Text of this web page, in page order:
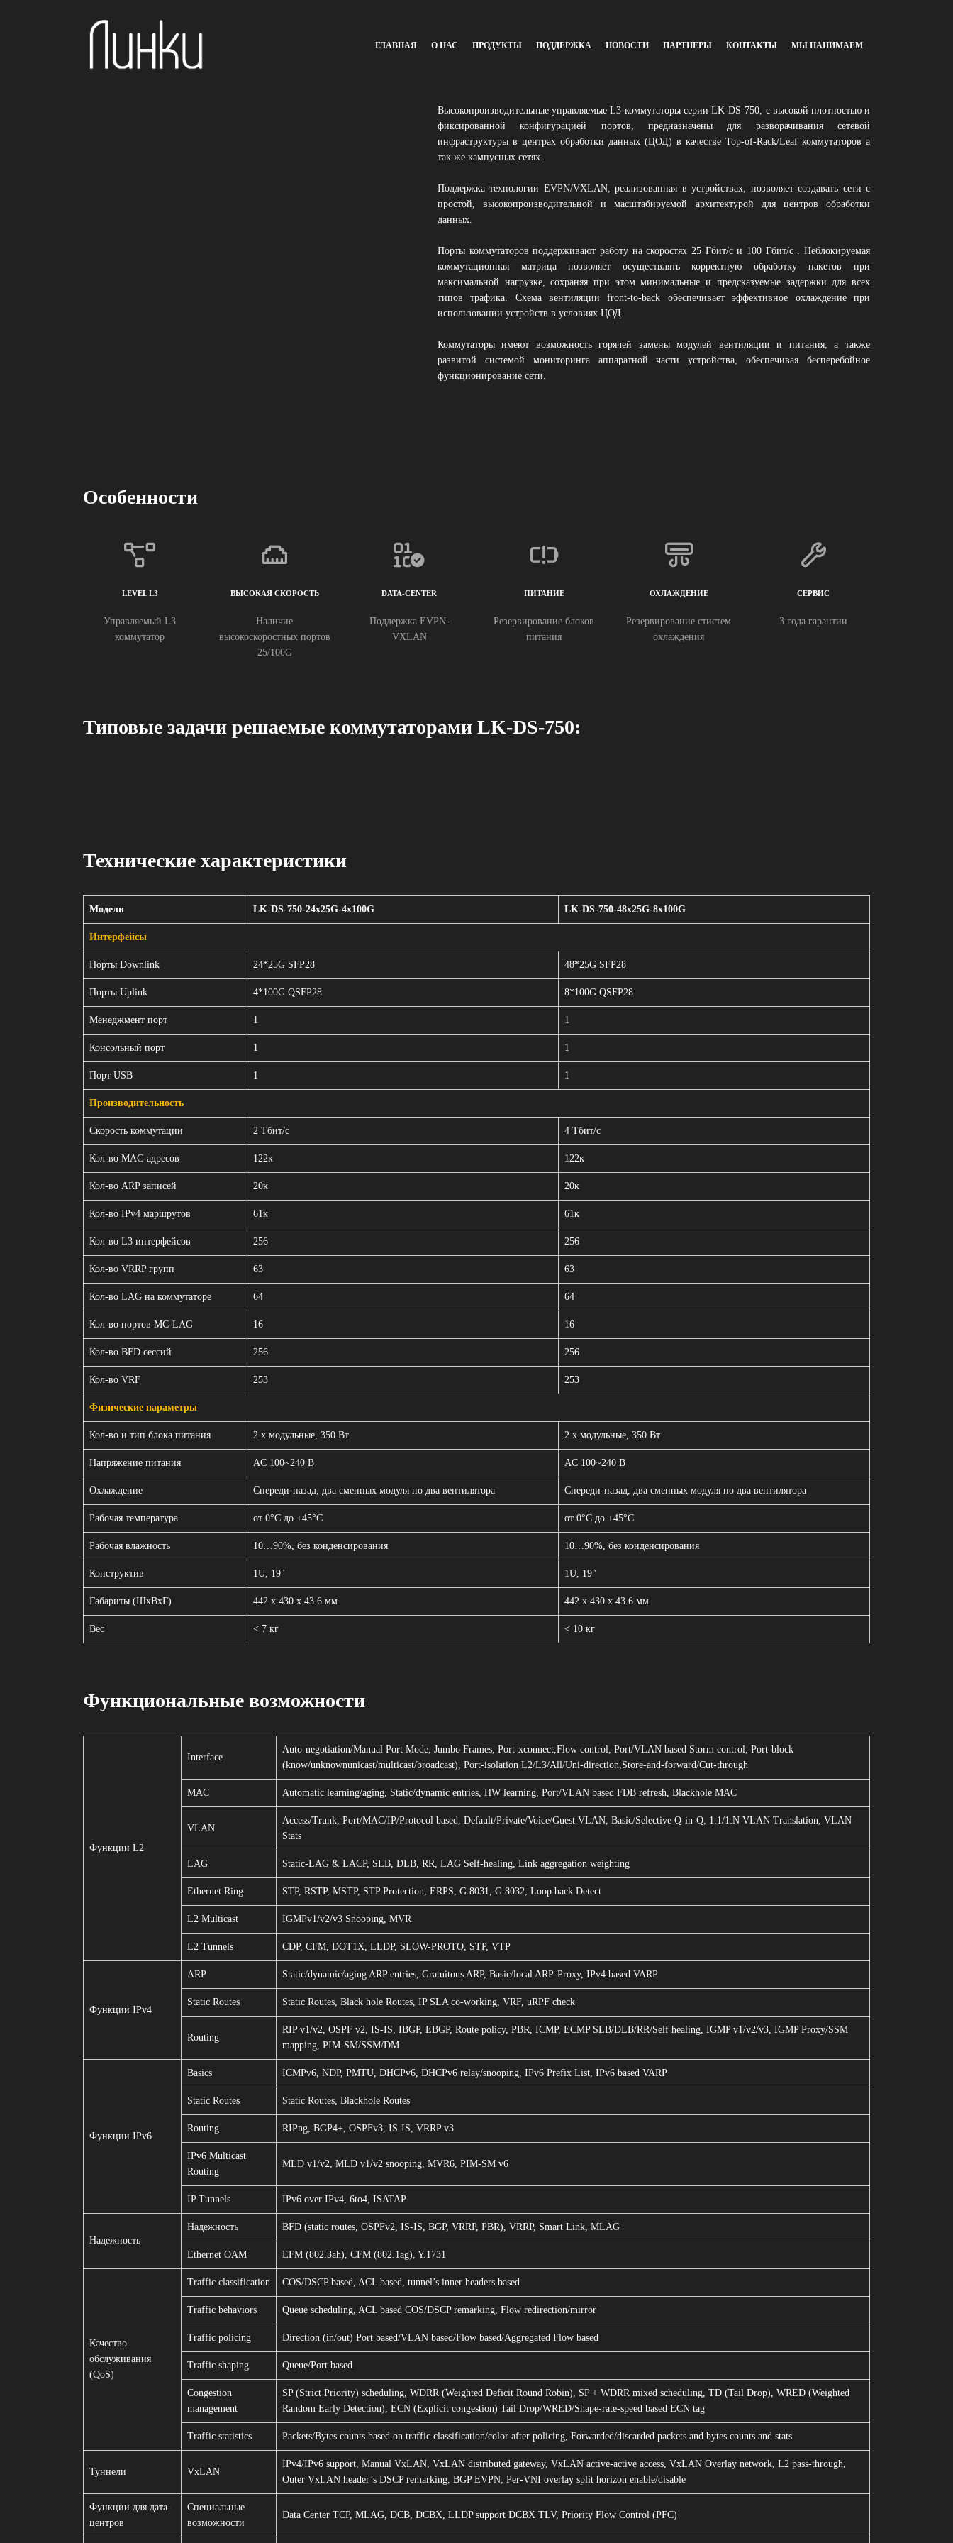
ГЛАВНАЯ О НАС ПРОДУКТЫ ПОДДЕРЖКА НОВОСТИ ПАРТНЕРЫ КОНТАКТЫ МЫ НАНИМАЕМ
Высокопроизводительные управляемые L3-коммутаторы серии LK-DS-750, с высокой плотностью и
фиксированной конфигурацией портов, предназначены для разворачивания сетевой
инфраструктуры в центрах обработки данных (ЦОД) в качестве Top-of-Rack/Leaf коммутаторов а
так же кампусных сетях.
Поддержка технологии EVPN/VXLAN, реализованная в устройствах, позволяет создавать сети с
простой, высокопроизводительной и масштабируемой архитектурой для центров обработки
данных.
Порты коммутаторов поддерживают работу на скоростях 25 Гбит/с и 100 Гбит/с . Неблокируемая
коммутационная матрица позволяет осуществлять корректную обработку пакетов при
максимальной нагрузке, сохраняя при этом минимальные и предсказуемые задержки для всех
типов трафика. Схема вентиляции front-to-back обеспечивает эффективное охлаждение при
использовании устройств в условиях ЦОД.
Коммутаторы имеют возможность горячей замены модулей вентиляции и питания, а также
развитой системой мониторинга аппаратной части устройства, обеспечивая бесперебойное
функционирование сети.
Особенности
LEVEL L3
Управляемый L3
коммутатор
ВЫСОКАЯ СКОРОСТЬ
Наличие
высокоскоростных портов
25/100G
DATA-CENTER
Поддержка EVPN-
VXLAN
ПИТАНИЕ
Резервирование блоков
питания
ОХЛАЖДЕНИЕ
Резервирование стистем
охлаждения
СЕРВИС
3 года гарантии
Типовые задачи решаемые коммутаторами LK-DS-750:
Технические характеристики
Модели LK-DS-750-24x25G-4x100G LK-DS-750-48x25G-8x100G
Интерфейсы
Порты Downlink 24*25G SFP28 48*25G SFP28
Порты Uplink 4*100G QSFP28 8*100G QSFP28
Менеджмент порт 1 1
Консольный порт 1 1
Порт USB 1 1
Производительность
Скорость коммутации 2 Тбит/с 4 Тбит/с
Кол-во MAC-адресов 122к 122к
Кол-во ARP записей 20к 20к
Кол-во IPv4 маршрутов 61к 61к
Кол-во L3 интерфейсов 256 256
Кол-во VRRP групп 63 63
Кол-во LAG на коммутаторе 64 64
Кол-во портов МС-LAG 16 16
Кол-во BFD сессий 256 256
Кол-во VRF 253 253
Физические параметры
Кол-во и тип блока питания 2 x модульные, 350 Вт 2 x модульные, 350 Вт
Напряжение питания AC 100~240 В AC 100~240 В
Охлаждение Спереди-назад, два сменных модуля по два вентилятора Спереди-назад, два сменных модуля по два вентилятора
Рабочая температура от 0°С до +45°С от 0°С до +45°С
Рабочая влажность 10…90%, без конденсирования 10…90%, без конденсирования
Конструктив 1U, 19" 1U, 19"
Габариты (ШхВхГ) 442 x 430 x 43.6 мм 442 x 430 x 43.6 мм
Вес < 7 кг < 10 кг
Функциональные возможности
Функции L2
Interface
Auto-negotiation/Manual Port Mode, Jumbo Frames, Port-xconnect,Flow control, Port/VLAN based Storm control, Port-block
(know/unknownunicast/multicast/broadcast), Port-isolation L2/L3/All/Uni-direction,Store-and-forward/Cut-through
MAC Automatic learning/aging, Static/dynamic entries, HW learning, Port/VLAN based FDB refresh, Blackhole MAC
VLAN
Access/Trunk, Port/MAC/IP/Protocol based, Default/Private/Voice/Guest VLAN, Basic/Selective Q-in-Q, 1:1/1:N VLAN Translation, VLAN
Stats
LAG Static-LAG & LACP, SLB, DLB, RR, LAG Self-healing, Link aggregation weighting
Ethernet Ring STP, RSTP, MSTP, STP Protection, ERPS, G.8031, G.8032, Loop back Detect
L2 Multicast IGMPv1/v2/v3 Snooping, MVR
L2 Tunnels CDP, CFM, DOT1X, LLDP, SLOW-PROTO, STP, VTP
Функции IPv4
ARP Static/dynamic/aging ARP entries, Gratuitous ARP, Basic/local ARP-Proxy, IPv4 based VARP
Static Routes Static Routes, Black hole Routes, IP SLA co-working, VRF, uRPF check
Routing
RIP v1/v2, OSPF v2, IS-IS, IBGP, EBGP, Route policy, PBR, ICMP, ECMP SLB/DLB/RR/Self healing, IGMP v1/v2/v3, IGMP Proxy/SSM
mapping, PIM-SM/SSM/DM
Функции IPv6
Basics ICMPv6, NDP, PMTU, DHCPv6, DHCPv6 relay/snooping, IPv6 Prefix List, IPv6 based VARP
Static Routes Static Routes, Blackhole Routes
Routing RIPng, BGP4+, OSPFv3, IS-IS, VRRP v3
IPv6 Multicast
Routing
MLD v1/v2, MLD v1/v2 snooping, MVR6, PIM-SM v6
IP Tunnels IPv6 over IPv4, 6to4, ISATAP
Надежность
Надежность BFD (static routes, OSPFv2, IS-IS, BGP, VRRP, PBR), VRRP, Smart Link, MLAG
Ethernet OAM EFM (802.3ah), CFM (802.1ag), Y.1731
Качество
обслуживания
(QoS)
Traffic classification COS/DSCP based, ACL based, tunnel’s inner headers based
Traffic behaviors Queue scheduling, ACL based COS/DSCP remarking, Flow redirection/mirror
Traffic policing Direction (in/out) Port based/VLAN based/Flow based/Aggregated Flow based
Traffic shaping Queue/Port based
Congestion
management
SP (Strict Priority) scheduling, WDRR (Weighted Deficit Round Robin), SP + WDRR mixed scheduling, TD (Tail Drop), WRED (Weighted
Random Early Detection), ECN (Explicit congestion) Tail Drop/WRED/Shape-rate-speed based ECN tag
Traffic statistics Packets/Bytes counts based on traffic classification/color after policing, Forwarded/discarded packets and bytes counts and stats
Туннели VxLAN
IPv4/IPv6 support, Manual VxLAN, VxLAN distributed gateway, VxLAN active-active access, VxLAN Overlay network, L2 pass-through,
Outer VxLAN header’s DSCP remarking, BGP EVPN, Per-VNI overlay split horizon enable/disable
Специальные
возможности
Функции для дата-
центров
Data Center TCP, MLAG, DCB, DCBX, LLDP support DCBX TLV, Priority Flow Control (PFC)